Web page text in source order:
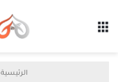
الرئيسية